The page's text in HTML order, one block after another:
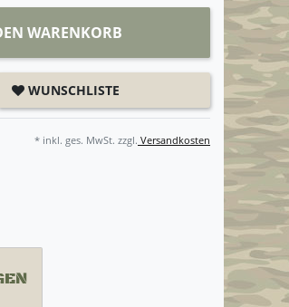
WARENKORB
WUNSCHLISTE
* inkl. ges. MwSt. zzgl. Versandkosten